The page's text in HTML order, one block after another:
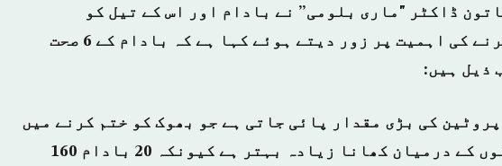
ڈاکٹر "ماری بلومی” نے بادام اور اس کے تیل کو
باقاعدگی سے استعمال کرنے کی اہمیت پر زور دیتے ہوئے کہا ہے کہ بادام کے 6 صحت
ذیل ہیں:
پروٹین کی بڑی مقدار پائی جاتی ہے جو بھوک کو ختم کرنے میں
مددگار ہے، اسے دو کھانوں کے درمیان کھانا زیادہ بہتر ہے کیونکہ 20 بادام 160